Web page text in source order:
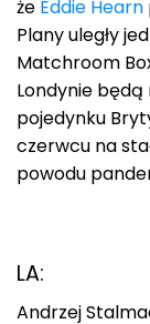
że Eddie Hearn
Plany uległy
Matchroom
Londynie
pojedynku
czerwcu na
powodu
LA:
Andrzej